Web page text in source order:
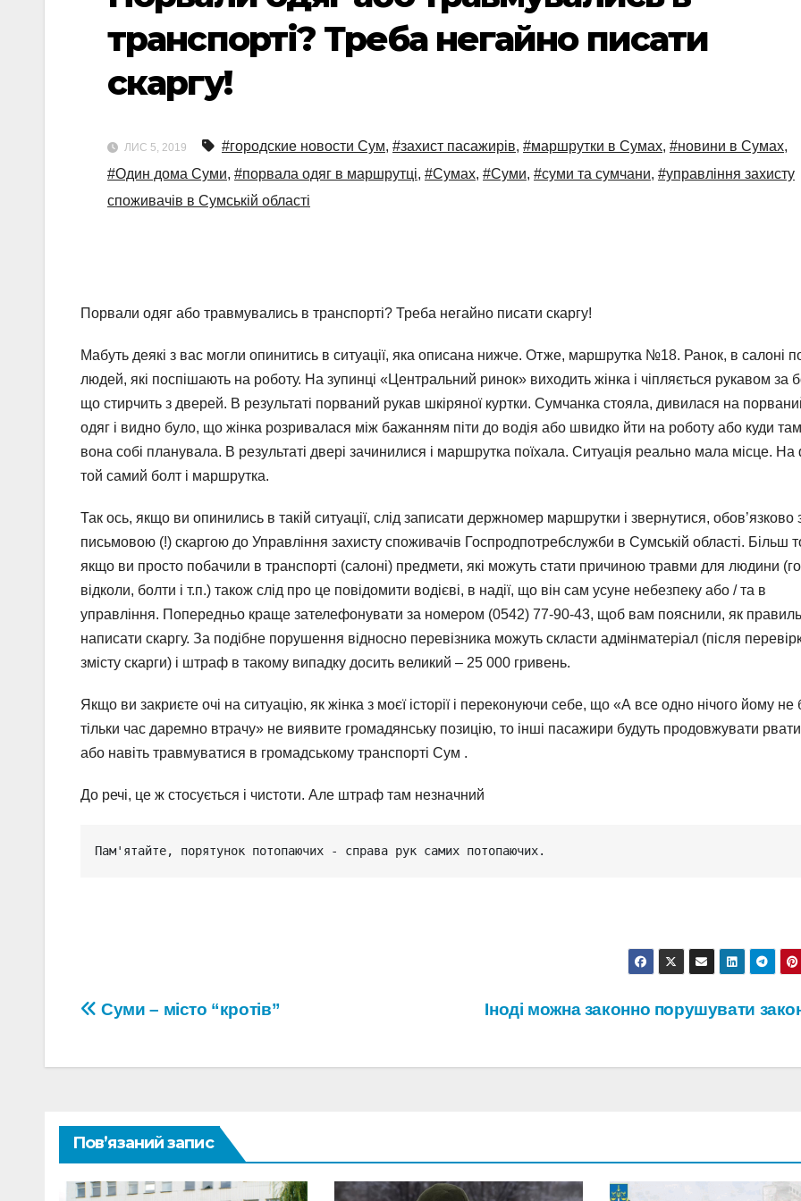
транспорті? Треба негайно писати
скаргу!
ЛИС 5, 2019 #городские новости Сум, #захист пасажирів, #маршрутки в Сумах, #новини в Сумах,
#Один дома Суми, #порвала одяг в маршрутці, #Сумах, #Суми, #суми та сумчани, #управління захисту
споживачів в Сумській області
Порвали одяг або травмувались в транспорті? Треба негайно писати скаргу!
Мабуть деякі з вас могли опинитись в ситуації, яка описана нижче. Отже, маршрутка №18. Ранок, в салоні
людей, які поспішають на роботу. На зупинці «Центральний ринок» виходить жінка і чіпляється рукавом за
що стирчить з дверей. В результаті порваний рукав шкіряної куртки. Сумчанка стояла, дивилася на
одяг і видно було, що жінка розривалася між бажанням піти до водія або швидко йти на роботу або куди там
вона собі планувала. В результаті двері зачинилися і маршрутка поїхала. Ситуація реально мала місце.
той самий болт і маршрутка.
Так ось, якщо ви опинились в такій ситуації, слід записати держномер маршрутки і звернутися, обов’язково
письмовою (!) скаргою до Управління захисту споживачів Госпродпотребслужби в Сумській області. Більш
якщо ви просто побачили в транспорті (салоні) предмети, які можуть стати причиною травми для людини
відколи, болти і т.п.) також слід про це повідомити водієві, в надії, що він сам усуне небезпеку або / та в
управління. Попередньо краще зателефонувати за номером (0542) 77-90-43, щоб вам пояснили, як
написати скаргу. За подібне порушення відносно перевізника можуть скласти адмінматеріал (після
змісту скарги) і штраф в такому випадку досить великий – 25 000 гривень.
Якщо ви закриєте очі на ситуацію, як жінка з моєї історії і переконуючи себе, що «А все одно нічого йому не
тільки час даремно втрачу» не виявите громадянську позицію, то інші пасажири будуть продовжувати
або навіть травмуватися в громадському транспорті Сум .
До речі, це ж стосується і чистоти. Але штраф там незначний
Пам'ятайте, порятунок потопаючих - справа рук самих потопаючих.
Навігація
Іноді можна законно порушувати
Суми – місто “кротів”
Пов’язаний запис